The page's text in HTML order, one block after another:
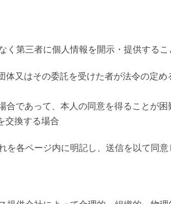
第三者に個人情報を開示・提供するこ
又はその委託を受けた者が法令の定め
であって、本人の同意を得ることが困
交換する場合
各ページ内に明記し、送信を以て同